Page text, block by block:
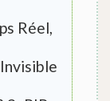
Réel,